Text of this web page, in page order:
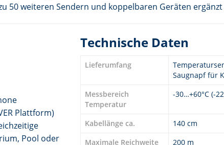
50 weiteren Sendern und koppelbaren Geräten
Plattform)
Pool oder
Technische Daten
Lieferumfang
Saugnapf für
Messbereich
Temperatur
-30…+60°C (-
Kabellänge ca.
140 cm
Maximale Reichweite
200 m